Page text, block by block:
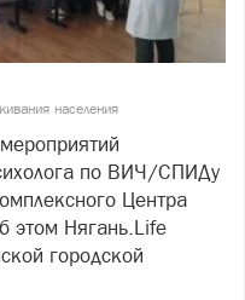
населения
по ВИЧ/СПИДу
Центра
этом Нягань.Life
городской